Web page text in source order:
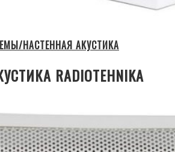
НАСТЕННАЯ АКУСТИКА
RADIOTEHNIKA